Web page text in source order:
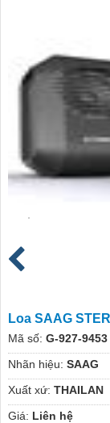
Loa SAAG
Mã số: G-927-9453
Nhãn hiệu: SAAG
Xuất xứ: THAILAN
Giá: Liên hệ